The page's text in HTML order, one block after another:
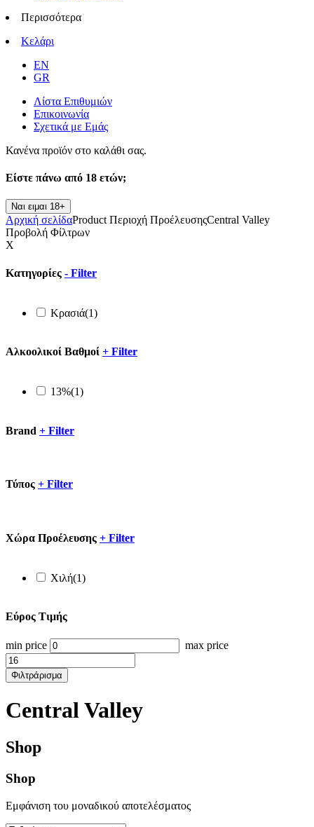
Περισσότερα
Κελάρι
EN
GR
Λίστα Επιθυμιών
Επικοινωνία
Σχετικά με Εμάς
Κανένα προϊόν στο καλάθι σας.
Είστε πάνω από 18 ετών;
Ναι ειμαι 18+
Αρχική σελίδαProduct Περιοχή ΠροέλευσηςCentral Valley
Προβολή Φίλτρων
X
Κατηγορίες - Filter
Κρασιά(1)
Αλκοολικοί Βαθμοί + Filter
13%(1)
Brand + Filter
Τύπος + Filter
Xώρα Προέλευσης + Filter
Χιλή(1)
Εύρος Τιμής
min price max price
Φιλτράρισμα
Central Valley
Shop
Shop
Εμφάνιση του μοναδικού αποτελέσματος